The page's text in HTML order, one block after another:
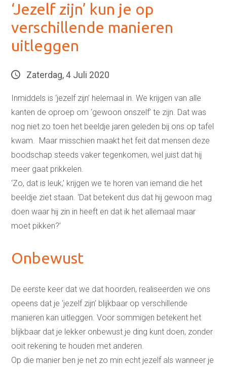
‘Jezelf zijn’ kun je op
verschillende manieren
uitleggen
Zaterdag, 4 Juli 2020
Inmiddels is ‘jezelf zijn’ helemaal in. We krijgen van alle
kanten de oproep om ‘gewoon onszelf’ te zijn. Dat was
nog niet zo toen het beeldje jaren geleden bij ons op tafel
kwam. Maar misschien maakt het feit dat mensen deze
boodschap steeds vaker tegenkomen, wel juist dat hij
meer gaat prikkelen.
‘Zo, dat is leuk,’ krijgen we te horen van iemand die het
beeldje ziet staan. ‘Dat betekent dus dat hij gewoon mag
doen waar hij zin in heeft en dat ik het allemaal maar
moet pikken?’
Onbewust
De eerste keer dat we dat hoorden, realiseerden we ons
opeens dat je ‘jezelf zijn’ blijkbaar op verschillende
manieren kan uitleggen. Voor sommigen betekent het
blijkbaar dat je lekker onbewust je ding kunt doen, zonder
ooit rekening te houden met anderen.
Op die manier ben je net zo min echt jezelf als wanneer je